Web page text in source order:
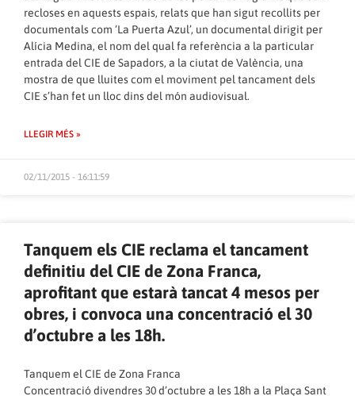
recloses en aquests espais, relats que han sigut recollits per
documentals com ‘La Puerta Azul’, un documental dirigit per
Alícia Medina, el nom del qual fa referència a la particular
entrada del CIE de Sapadors, a la ciutat de València, una
mostra de que lluites com el moviment pel tancament dels
CIE s’han fet un lloc dins del món audiovisual.
LLEGIR MÉS »
02/11/2015 - 16:11:59
Tanquem els CIE reclama el tancament
definitiu del CIE de Zona Franca,
aprofitant que estarà tancat 4 mesos per
obres, i convoca una concentració el 30
d’octubre a les 18h.
Tanquem el CIE de Zona Franca
Concentració divendres 30 d’octubre a les 18h a la Plaça Sant